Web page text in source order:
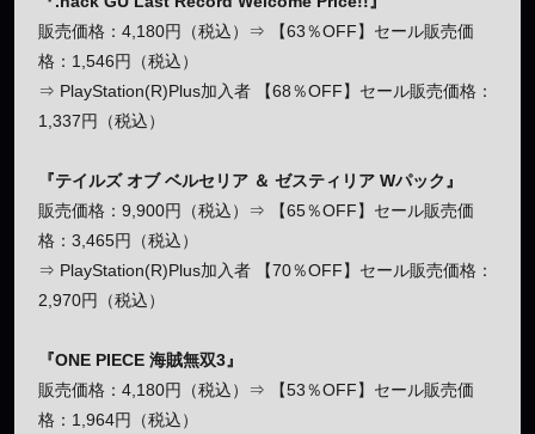
販売価格：4,180円（税込）⇒ 【63％OFF】セール販売価
格：1,546円（税込）
⇒ PlayStation(R)Plus加入者 【68％OFF】セール販売価格：
1,337円（税込）
『テイルズ オブ ベルセリア ＆ ゼスティリア Wパック』
販売価格：9,900円（税込）⇒ 【65％OFF】セール販売価
格：3,465円（税込）
⇒ PlayStation(R)Plus加入者 【70％OFF】セール販売価格：
2,970円（税込）
『ONE PIECE 海賊無双3』
販売価格：4,180円（税込）⇒ 【53％OFF】セール販売価
格：1,964円（税込）